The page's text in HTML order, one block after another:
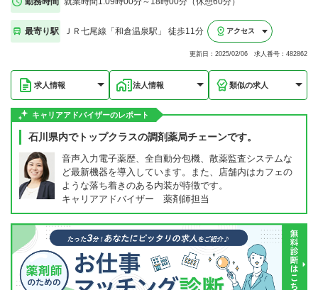
最寄り駅 ＪＲ七尾線「和倉温泉駅」 徒歩11分 アクセス
更新日：2025/02/06 求人番号：482862
求人情報 法人情報 類似の求人
キャリアアドバイザーのレポート
石川県内でトップクラスの調剤薬局チェーンです。
音声入力電子薬歴、全自動分包機、散薬監査システムな
ど最新機器を導入しています。また、店舗内はカフェの
ような落ち着きのある内装が特徴です。
キャリアアドバイザー 薬剤師担当